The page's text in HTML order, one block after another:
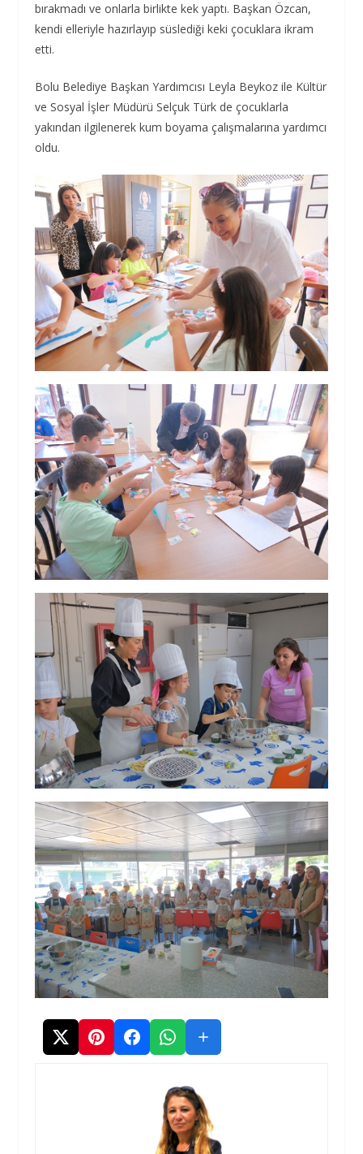
bırakmadı ve onlarla birlikte kek yaptı. Başkan Özcan,
kendi elleriyle hazırlayıp süslediği keki çocuklara ikram
etti.
Bolu Belediye Başkan Yardımcısı Leyla Beykoz ile Kültür
ve Sosyal İşler Müdürü Selçuk Türk de çocuklarla
yakından ilgilenerek kum boyama çalışmalarına yardımcı
oldu.